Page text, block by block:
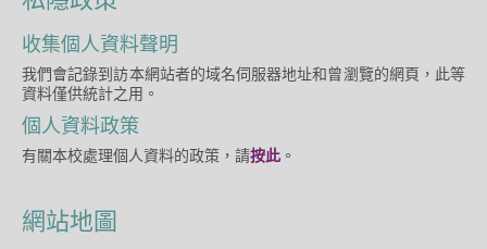
收集個人資料聲明
我們會記錄到訪本網站者的域名伺服器地址和曾瀏覽的網頁，此等
資料僅供統計之用。
個人資料政策
有關本校處理個人資料的政策，請按此 。
網站地圖